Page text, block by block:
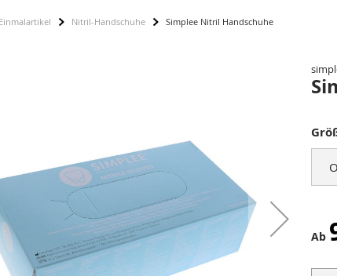
Einmalartikel Nitril-Handschuhe Simplee Nitril Handschuhe
Ab